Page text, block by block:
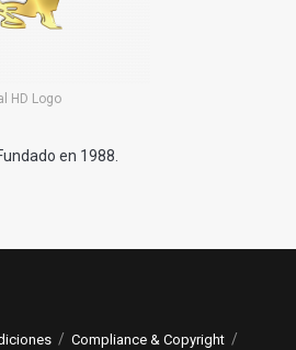
HD Logo
en 1988.
Compliance & Copyright